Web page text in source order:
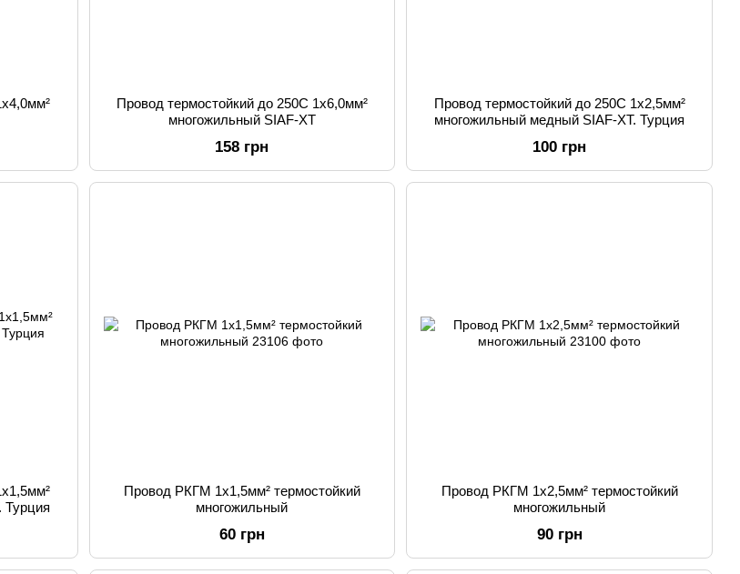
Провод термостойкий до 250С 1х6,0мм²
многожильный SIAF-XT
158 грн
Провод термостойкий до 250С 1х2,5мм²
многожильный медный SIAF-XT. Турция
100 грн
Турция
Провод РКГМ 1х1,5мм² термостойкий
многожильный
60 грн
Провод РКГМ 1х2,5мм² термостойкий
многожильный
90 грн